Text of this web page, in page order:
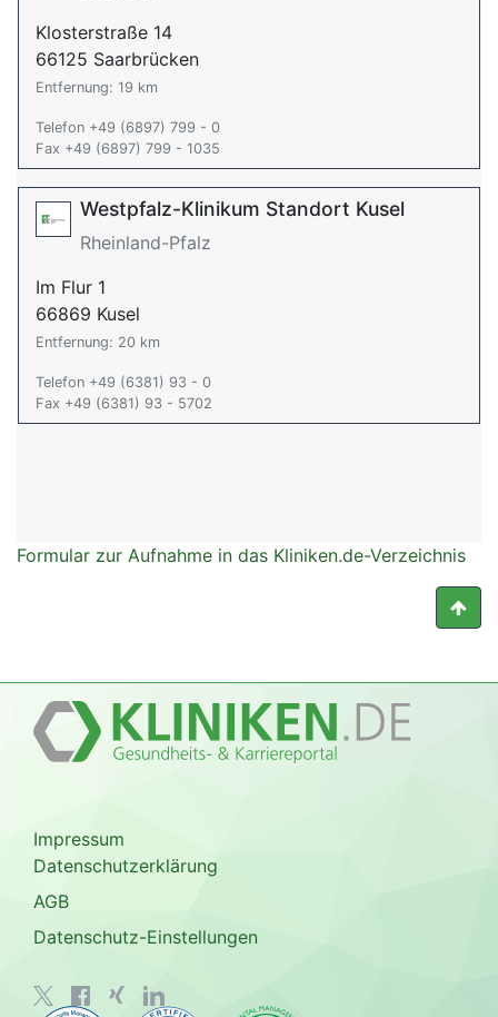
Klosterstraße 14
66125 Saarbrücken
Entfernung: 19 km
Telefon +49 (6897) 799 - 0
Fax +49 (6897) 799 - 1035
Westpfalz-Klinikum Standort Kusel
Rheinland-Pfalz
Im Flur 1
66869 Kusel
Entfernung: 20 km
Telefon +49 (6381) 93 - 0
Fax +49 (6381) 93 - 5702
Formular zur Aufnahme in das Kliniken.de-Verzeichnis
Impressum
Datenschutzerklärung
AGB
Datenschutz-Einstellungen